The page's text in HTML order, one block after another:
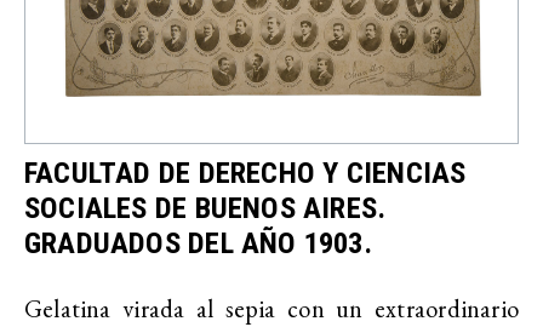
FACULTAD DE DERECHO Y CIENCIAS
SOCIALES DE BUENOS AIRES.
GRADUADOS DEL AÑO 1903.
Gelatina virada al sepia con un extraordinario